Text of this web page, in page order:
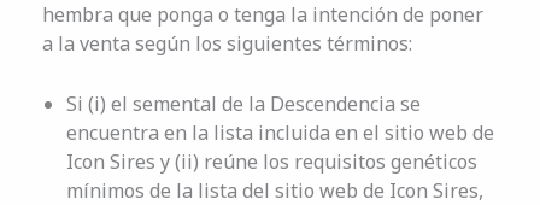
hembra que ponga o tenga la intención de poner
a la venta según los siguientes términos:
Si (i) el semental de la Descendencia se
encuentra en la lista incluida en el sitio web de
Icon Sires y (ii) reúne los requisitos genéticos
mínimos de la lista del sitio web de Icon Sires,